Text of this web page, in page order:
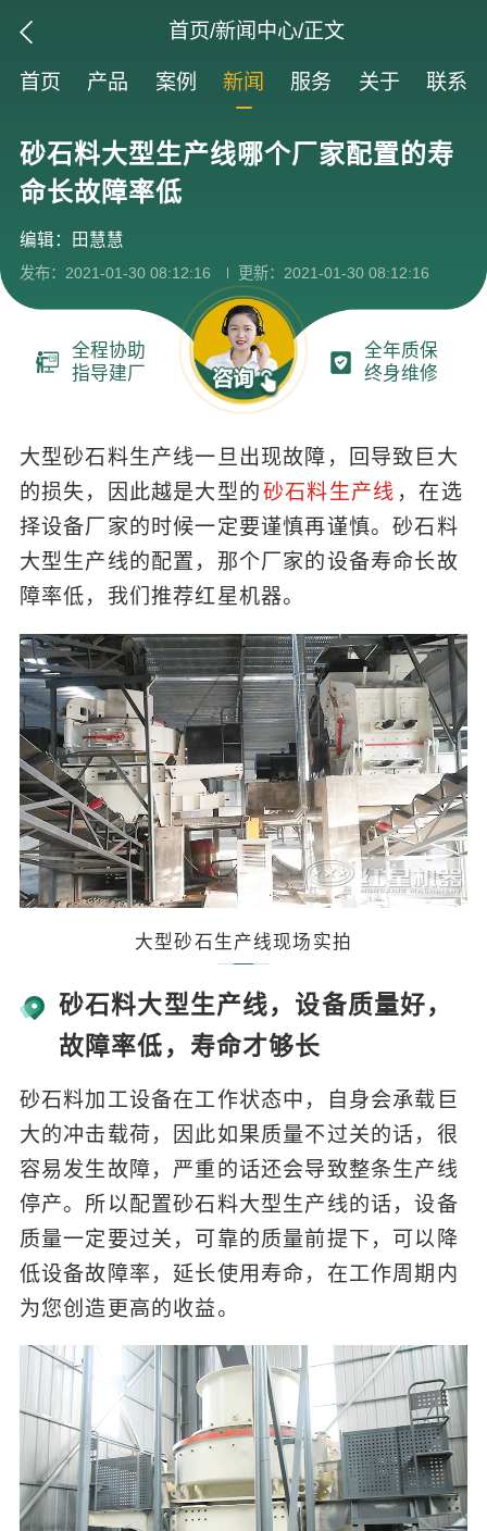
首页/新闻中心/正文
首页 产品 案例 新闻 服务 关于 联系
砂石料大型生产线哪个厂家配置的寿
命长故障率低
编辑：田慧慧
发布：2021-01-30 08:12:16 更新：2021-01-30 08:12:16
全程协助
指导建厂
全年质保
终身维修
大型砂石料生产线一旦出现故障，回导致巨大
的损失，因此越是大型的砂石料生产线 ，在选
择设备厂家的时候一定要谨慎再谨慎。砂石料
大型生产线的配置，那个厂家的设备寿命长故
障率低，我们推荐红星机器。
大型砂石生产线现场实拍
砂石料大型生产线，设备质量好，
故障率低，寿命才够长
砂石料加工设备在工作状态中，自身会承载巨
大的冲击载荷，因此如果质量不过关的话，很
容易发生故障，严重的话还会导致整条生产线
停产。所以配置砂石料大型生产线的话，设备
质量一定要过关，可靠的质量前提下，可以降
低设备故障率，延长使用寿命，在工作周期内
为您创造更高的收益。